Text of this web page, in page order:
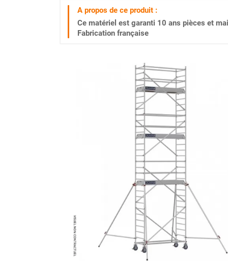
TRAVAIL DU BÉTON
MALAXEUR
MATÉRIEL DE DÉMOLITION
COMPRESSEUR DE CHANTIER
TRAVAIL EN HAUTEUR
ÉQUIPEMENT DE CHANTIER
MACHINE DE PROJECTION ET
MATÉRIEL DE SABLAGE
POMPE ET PISTOLET À
DÉCOLLEUSE À PAPIER PEINT
ET MOQUETTE
ESPACE VERT
TRANSPALETTE, GERBEUR ET
A propos de ce produit :
Ce matériel est garanti 10 ans pièces et
Fabrication française